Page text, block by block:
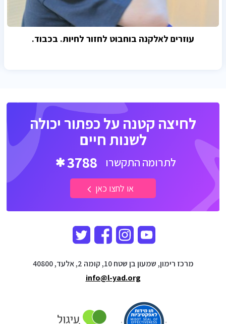
עוזרים לאלקנה בוחבוט לחזור לחיות. בכבוד.
לחיצה קטנה על כפתור יכולה
לשנות חיים
לתרומה התקשרו 3788
או לחצו כאן
מרכז רימון, שמעון בן שטח 10, קומה 2, אלעד, 40800
info@l-yad.org